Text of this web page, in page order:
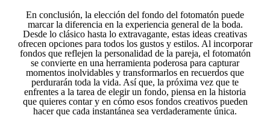
En conclusión, la elección del fondo del fotomatón puede
marcar la diferencia en la experiencia general de la boda.
Desde lo clásico hasta lo extravagante, estas ideas creativas
ofrecen opciones para todos los gustos y estilos. Al incorporar
fondos que reflejen la personalidad de la pareja, el fotomatón
se convierte en una herramienta poderosa para capturar
momentos inolvidables y transformarlos en recuerdos que
perdurarán toda la vida. Así que, la próxima vez que te
enfrentes a la tarea de elegir un fondo, piensa en la historia
que quieres contar y en cómo esos fondos creativos pueden
hacer que cada instantánea sea verdaderamente única.